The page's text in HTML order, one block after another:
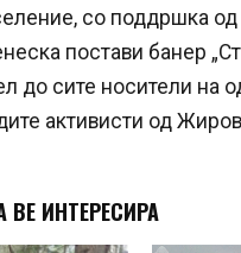
со поддршка
постави банер
до сите носители на
активисти од
ИНТЕРЕСИРА